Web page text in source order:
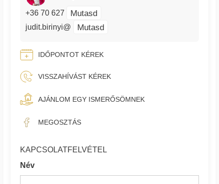
+36 70 627 Mutasd
judit.birinyi@ Mutasd
IDŐPONTOT KÉREK
VISSZAHÍVÁST KÉREK
AJÁNLOM EGY ISMERŐSÖMNEK
MEGOSZTÁS
KAPCSOLATFELVÉTEL
Név